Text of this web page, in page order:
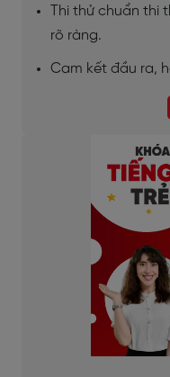
Thi thử chuẩn
rõ ràng.
Cam kết đầu ra,